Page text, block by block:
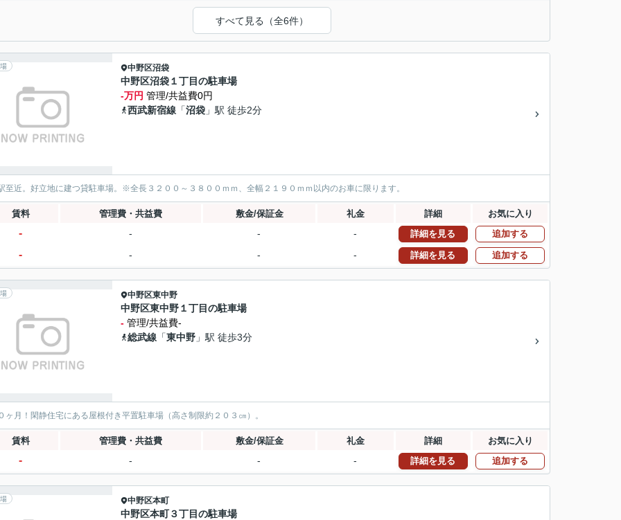
すべて見る（全6件）
中野区沼袋
中野区沼袋１丁目の駐車場
-万円 管理/共益費0円
西武新宿線 「沼袋 」駅 徒歩2分
至近。好立地に建つ貸駐車場。※全長３２００～３８００ｍｍ、全幅２１９０ｍｍ以内のお車に限ります。
賃料 管理費・共益費 敷金/保証金 礼金 詳細 お気に入り
- - - - 詳細を見る 追加する
- - - - 詳細を見る 追加する
中野区東中野
中野区東中野１丁目の駐車場
- 管理/共益費-
総武線 「東中野 」駅 徒歩3分
ヶ月！閑静住宅にある屋根付き平置駐車場（高さ制限約２０３㎝）。
賃料 管理費・共益費 敷金/保証金 礼金 詳細 お気に入り
- - - - 詳細を見る 追加する
中野区本町
中野区本町３丁目の駐車場